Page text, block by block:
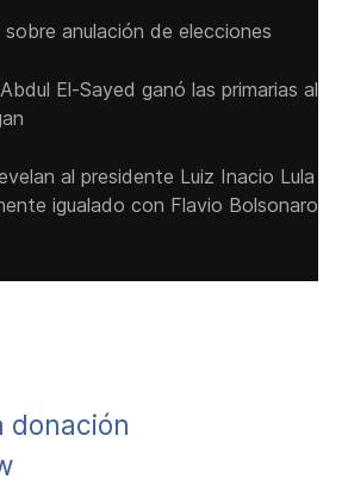
sobre anulación de elecciones
El-Sayed ganó las primarias al
al presidente Luiz Inacio Lula
igualado con Flavio Bolsonaro
donación